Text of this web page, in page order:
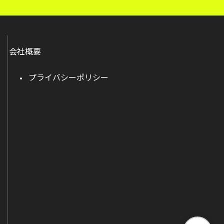
会社概要
プライバシーポリシー